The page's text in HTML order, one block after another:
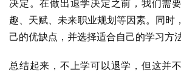
决定。在做出退学决定之前，我们需
趣、天赋、未来职业规划等因素。同时
己的优缺点，并选择适合自己的学习方
总结起来，不上学可以退学，但这并